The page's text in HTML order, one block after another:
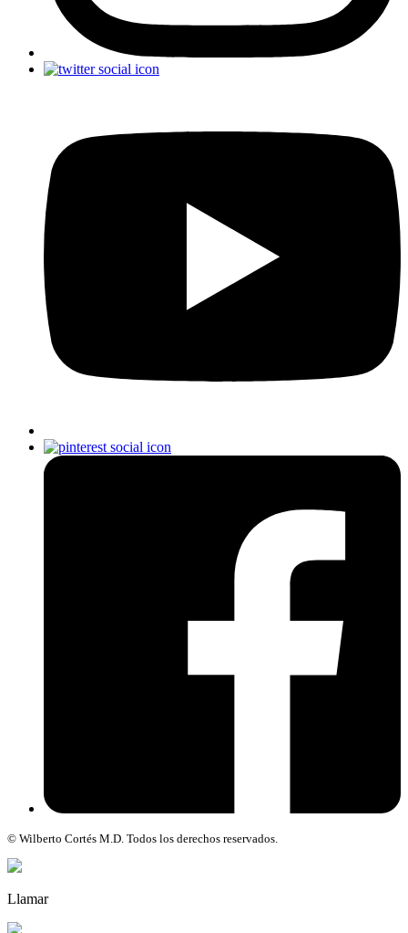
© Wilberto Cortés M.D. Todos los derechos reservados.
Llamar